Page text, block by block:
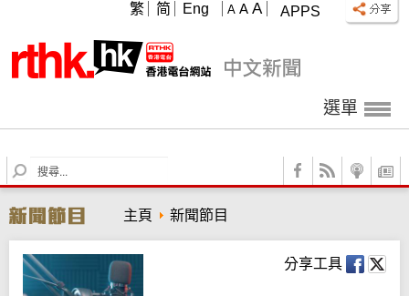
APPS
A A A
繁 简 Eng
選單
S
e
r
c
h
主頁 新聞節目
分享工具